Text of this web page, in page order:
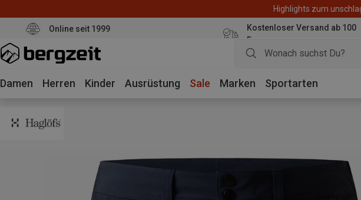
Highlights zum
Online seit 1999
Kostenloser Versand ab 100
Euro
Damen Herren Kinder Ausrüstung Sale Marken Sportarten